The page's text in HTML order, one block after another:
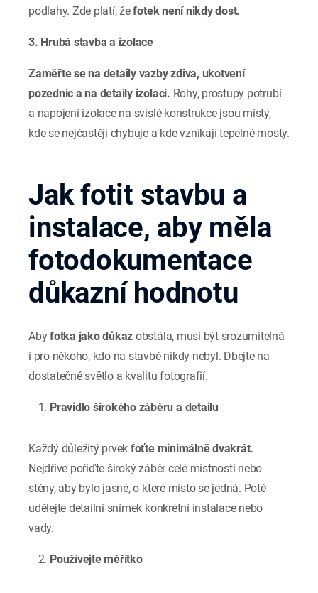
podlahy. Zde platí, žefotek není nikdy dost.
3. Hrubá stavba a izolace
Zaměřte se na detaily vazby zdiva, ukotvení
pozednic a na detaily izolací. Rohy, prostupy potrubí
a napojení izolace na svislé konstrukce jsou místy,
kde se nejčastěji chybuje a kde vznikají tepelné mosty.
Jak fotit stavbu a
instalace, aby měla
fotodokumentace
důkazní hodnotu
Abyfotka jako důkaz obstála, musí být srozumitelná
i pro někoho, kdo na stavbě nikdy nebyl. Dbejte na
dostatečné světlo a kvalitu fotografií.
Pravidlo širokého záběru a detailu
Každý důležitý prvek foťte minimálně dvakrát.
Nejdříve pořiďte široký záběr celé místnosti nebo
stěny, aby bylo jasné, o které místo se jedná. Poté
udělejte detailní snímek konkrétní instalace nebo
vady.
Používejte měřítko